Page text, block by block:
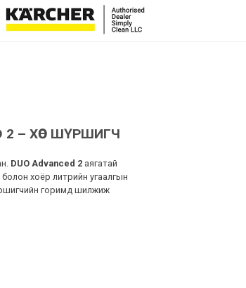
2 – ХӨӨС ШҮРШИГЧ
DUO Advanced 2 аягатай
хоёр литрийн угаалгын
горимд шилжиж